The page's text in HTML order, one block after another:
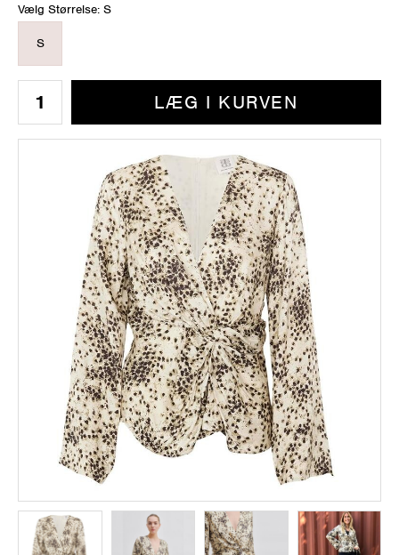
Vælg Størrelse: S
S
LÆG I KURVEN